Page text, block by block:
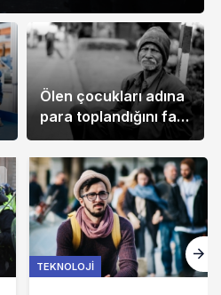
Ölen çocukları adına
para toplandığını fark
etti, suç
duyurusunda
bulundu
TEKNOLOJI